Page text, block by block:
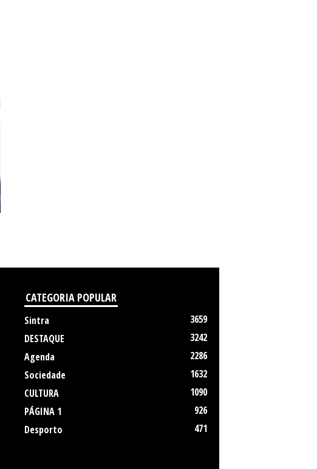
CATEGORIA POPULAR
Sintra
3659
DESTAQUE
3242
Agenda
2286
Sociedade
1632
CULTURA
1090
PÁGINA 1
926
Desporto
471